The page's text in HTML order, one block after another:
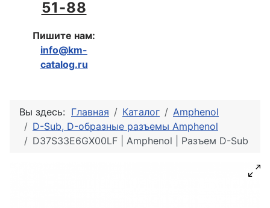
51-88
Пишите нам:
info@km-
catalog.ru
Вы здесь: Главная Каталог
Amphenol
D-Sub, D-образные разъемы Amphenol
D37S33E6GX00LF | Amphenol | Разъем D-Sub